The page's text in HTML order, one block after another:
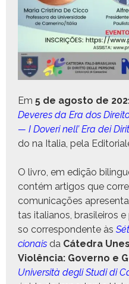
Em 5 de agos­to de
Deveres da Era dos
— I Doveri nell’ Era dei
do na Italia, pela
O livro, em edição
con­tém arti­gos que
comu­ni­cações
tas ital­ianos, brasileiros
so cor­re­spon­dente às
cionais da Cát­e­dra
Vio­lên­cia: Gov­er­no e
Uni­ver­sità degli Stu­di di